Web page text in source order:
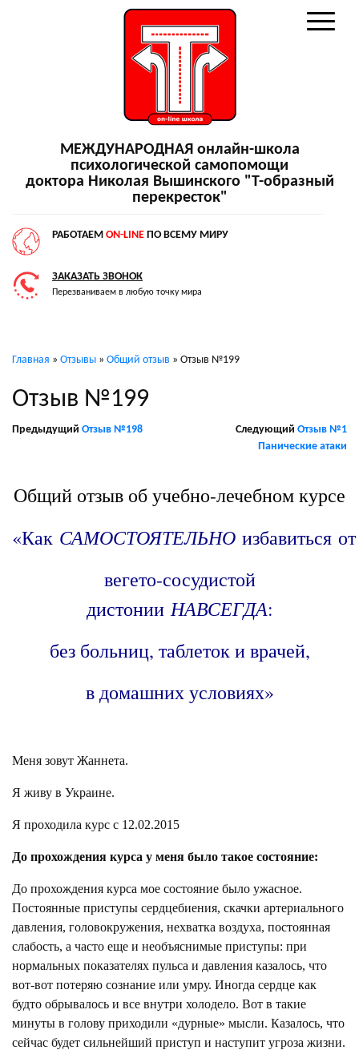
МЕЖДУНАРОДНАЯ онлайн-школа
психологической самопомощи
доктора Николая Вышинского "Т-образный
перекресток"
РАБОТАЕМ ON-LINE ПО ВСЕМУ МИРУ
ЗАКАЗАТЬ ЗВОНОК
Перезваниваем в любую точку мира
Главная » Отзывы » Общий отзыв » Отзыв №199
Отзыв №199
Предыдущий Отзыв №198 Следующий Отзыв №1
Панические атаки
Общий отзыв об учебно-лечебном курсе
«Как САМОСТОЯТЕЛЬНО избавиться от
вегето-сосудистой
дистонииНАВСЕГДА:
без больниц, таблеток и врачей,
в домашних условиях»
Меня зовут Жаннета.
Я живу в Украине.
Я проходила курс с 12.02.2015
До прохождения курса у меня было такое состояние:
До прохождения курса мое состояние было ужасное.
Постоянные приступы сердцебиения, скачки артериального
давления, головокружения, нехватка воздуха, постоянная
слабость, а часто еще и необъяснимые приступы: при
нормальных показателях пульса и давления казалось, что
вот-вот потеряю сознание или умру. Иногда сердце как
будто обрывалось и все внутри холодело. Вот в такие
минуты в голову приходили «дурные» мысли. Казалось, что
сейчас будет сильнейший приступ и наступит угроза жизни.